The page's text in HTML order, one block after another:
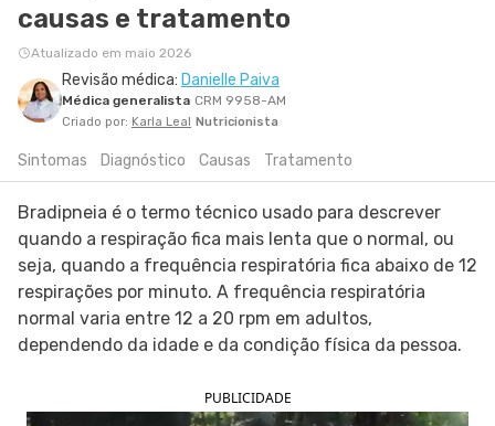
NUTRIÇÃO
GRAVIDEZ
SIGA O TUA SAÚDE NAS REDES SOCIAIS
causas e tratamento
Atualizado em maio 2026
Revisão médica: Danielle Paiva
Médica generalista CRM 9958-AM
Criado por: Karla Leal Nutricionista
Sintomas Diagnóstico Causas Tratamento
Bradipneia é o termo técnico usado para descrever
quando a respiração fica mais lenta que o normal, ou
seja, quando a frequência respiratória fica abaixo de 12
respirações por minuto. A frequência respiratória
normal varia entre 12 a 20 rpm em adultos,
dependendo da idade e da condição física da pessoa.
PUBLICIDADE